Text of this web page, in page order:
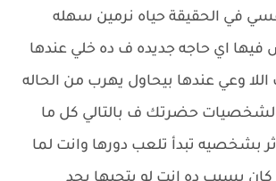
في الحقيقة حياه نرمين سهله
اي حاجه جديده ف ده خلي عندها
وعي عندها بيحاول يهرب من الحاله
حضرتك ف بالتالي كل ما
بشخصيه تبدأ تلعب دورها وانت لما